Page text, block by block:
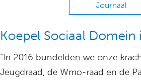
Journaal
Koepel Sociaal Domein
“In 2016 bundelden we onze
Jeugdraad, de Wmo-raad en de